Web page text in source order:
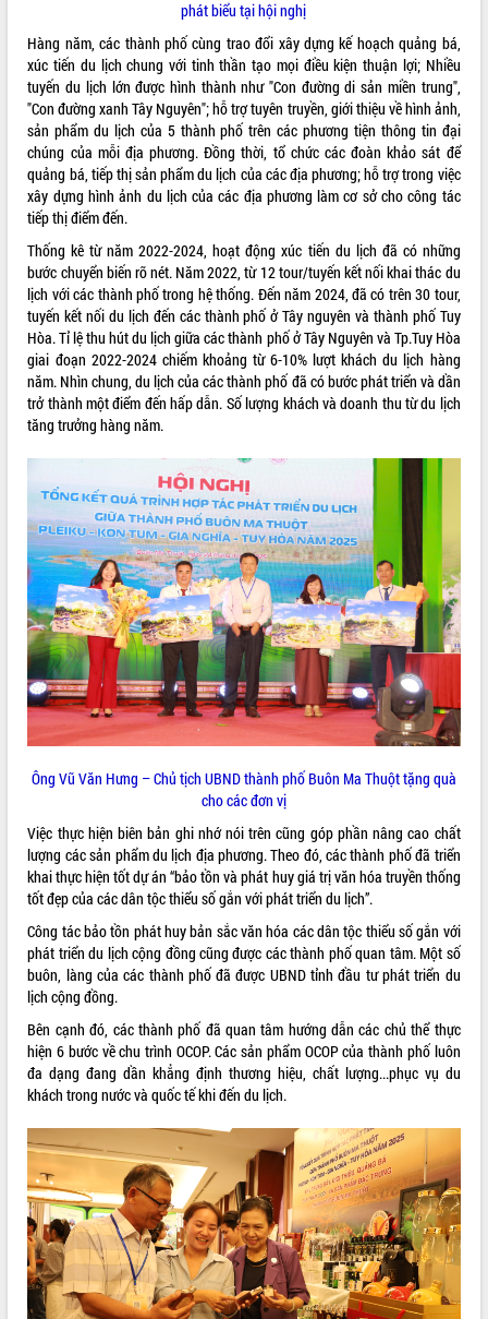
UBND tỉnh Đắk Lắk triển khai nhiệm
vụ 6 tháng cuối năm 2026
Kỳ họp thứ Hai, Hội đồng nhân dân
tỉnh khóa XI quyết nghị nhiều nội dung
quan trọng
Bí thư Tỉnh ủy Lương Nguyễn Minh
Triết thăm, tặng quà người có công với
cách mạng
Rà soát, hoàn thiện hệ thống thiết chế
văn hóa, thể thao đáp ứng yêu cầu
phát triển mới
Thường trực HĐND tỉnh Đắk Lắk gặp
mặt Đoàn chuyên gia y tế TP. Hồ Chí
Minh
Lễ truy điệu và an táng hài cốt liệt sĩ
tại Nghĩa trang Liệt sĩ xã Sơn Hòa
Bàn giải pháp tháo gỡ khó khăn trong
xuất khẩu sầu riêng và triển khai quy
định EUDR
Thứ trưởng Bộ Nông nghiệp và Môi
trường Nguyễn Hoàng Hiệp khảo sát
vùng trồng và doanh nghiệp đóng gói
sầu riêng tại Đắk Lắk
Trình diễn nghệ thuật chế biến các
món ăn từ sầu riêng
Đắk Lắk công bố Quy hoạch và xúc
tiến đầu tư tỉnh
Ngành cá ngừ Đắk Lắk chủ động thích
ứng để giữ vững thị trường xuất khẩu
Diễn đàn Kinh tế tư nhân Việt Nam đột
phá cơ chế - Hợp tác công tư
Đề án 06 tạo bước ngoặt đột phá trong
cải cách hành chính tỉnh Đắk Lắk
Kết nối tour, đẩy mạnh chuyển đổi số
để phát triển du lịch Đắk Lắk
Khởi động Dự án Đầu tư xây dựng hạ
tầng kỹ thuật Cụm công nghiệp Tân
Tiến
Gặp mặt các cơ quan báo chí nhân Kỷ
niệm 101 năm Ngày Báo chí Cách
mạng Việt Nam
Đắk Lắk sơ kết 4 năm triển khai thực
Họp báo thông tin về Hội nghị Công bố
Quy hoạch và Xúc tiến đầu tư tỉnh Đắk
Lắk
giải ngân vốn khắc phục thiên tai
HĐND tỉnh thông qua điều chỉnh Quy
hoạch tỉnh thời kỳ 2021-2030
Hội thảo góp ý hồ sơ điều chỉnh quy
hoạch tỉnh Đắk Lắk thời kỳ 2021-2030,
tầm nhìn đến năm 2050
Nâng cao hiệu quả hoạt động của các
doanh nghiệp nhà nước
LIÊN KẾT WEB
THỐNG KÊ TRUY CẬP
Hôm nay: 5803
Tất cả: 66051126
phát biểu tại hội nghị
Hàng năm, các thành phố cùng trao đổi xây dựng kế hoạch quảng bá,
xúc tiến du lịch chung với tinh thần tạo mọi điều kiện thuận lợi; Nhiều
tuyến du lịch lớn được hình thành như"Con đường di sản miền trung",
"Con đường xanh Tây Nguyên";hỗ trợ tuyên truyền, giới thiệu về hình ảnh,
sản phẩm du lịch của 5 thành phố trên các phương tiện thông tin đại
chúng của mỗi địa phương. Đồng thời, tổ chức các đoàn khảo sát để
quảng bá, tiếp thị sản phẩm du lịch của các địa phương; hỗ trợ trong việc
xây dựng hình ảnh du lịch của các địa phương làm cơ sở cho công tác
tiếp thị điểm đến.
Thống kê từ năm 2022-2024, hoạt động xúc tiến du lịch đã có những
bước chuyển biến rõ nét. Năm 2022, từ 12 tour/tuyến kết nối khai thác du
lịch với các thành phố trong hệ thống. Đến năm 2024, đã có trên 30 tour,
tuyến kết nối du lịch đến các thành phố ở Tây nguyên và thành phố Tuy
Hòa. Tỉ lệ thu hút du lịch giữa các thành phố ở Tây Nguyên và Tp.Tuy Hòa
giai đoạn 2022-2024 chiếm khoảng từ 6-10% lượt khách du lịch hàng
năm. Nhìn chung, du lịch của các thành phố đã có bước phát triển và dần
trở thành một điểm đến hấp dẫn. Số lượng khách và doanh thu từ du lịch
tăng trưởng hàng năm.
Ông Vũ Văn Hưng – Chủ tịch UBND thành phố Buôn Ma Thuột tặng quà
cho các đơn vị
Việc thực hiện biên bản ghi nhớ nói trên cũng góp phần nâng cao chất
lượng các sản phẩm du lịch địa phương. Theo đó, các thành phố đã triển
khai thực hiện tốt dự án “bảo tồn và phát huy giá trị văn hóa truyền thống
tốt đẹp của các dân tộc thiểu số gắn với phát triển du lịch”.
Công tác bảo tồn phát huy bản sắc văn hóa các dân tộc thiểu số gắn với
phát triển du lịch cộng đồng cũng được các thành phố quan tâm. Một số
buôn, làng của các thành phố đã được UBND tỉnh đầu tư phát triển du
lịch cộng đồng.
Bên cạnh đó, các thành phố đã quan tâm hướng dẫn các chủ thể thực
hiện 6 bước về chu trình OCOP. Các sản phẩm OCOP của thành phố luôn
đa dạng đang dần khẳng định thương hiệu, chất lượng...phục vụ du
khách trong nước và quốc tế khi đến du lịch.